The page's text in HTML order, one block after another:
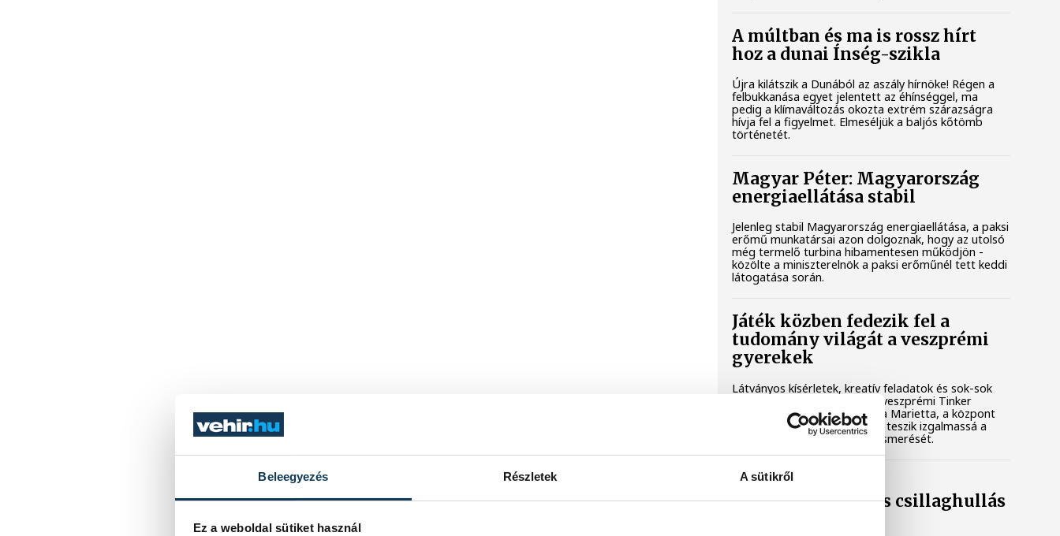
Beleegyezés Részletek A sütikről
Ez a weboldal sütiket használ
A múltban és ma is rossz hírt
hoz a dunai Ínség-szikla
Újra kilátszik a Dunából az aszály hírnöke! Régen a
felbukkanása egyet jelentett az éhínséggel, ma
pedig a klímaváltozás okozta extrém szárazságra
hívja fel a figyelmet. Elmeséljük a baljós kőtömb
történetét.
Magyar Péter: Magyarország
energiaellátása stabil
Jelenleg stabil Magyarország energiaellátása, a paksi
erőmű munkatársai azon dolgoznak, hogy az utolsó
még termelő turbina hibamentesen működjön -
közölte a miniszterelnök a paksi erőműnél tett keddi
látogatása során.
Játék közben fedezik fel a
tudomány világát a veszprémi
gyerekek
Látványos kísérletek, kreatív feladatok és sok-sok
élmény várja a gyerekeket a veszprémi Tinker
Labsben. Videónkban Balassa Marietta, a központ
vezetője mutatja be, hogyan teszik izgalmassá a
természettudományok megismerését.
Augusztus 12-én
napfogyatkozás és csillaghullás